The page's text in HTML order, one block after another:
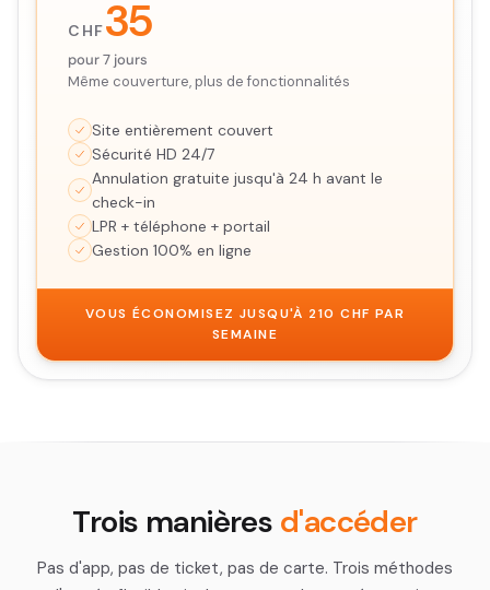
CHF35
pour 7 jours
Même couverture, plus de fonctionnalités
Site entièrement couvert
Sécurité HD 24/7
Annulation gratuite jusqu'à 24 h avant le
check-in
LPR + téléphone + portail
Gestion 100% en ligne
VOUS ÉCONOMISEZ JUSQU'À 210 CHF PAR
SEMAINE
Trois manières d'accéder
Pas d'app, pas de ticket, pas de carte. Trois méthodes